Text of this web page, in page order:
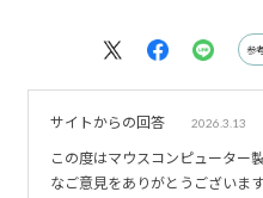
参
サイトからの回答 2026.3.13
この度はマウスコンピューター
なご意見をありがとうございます